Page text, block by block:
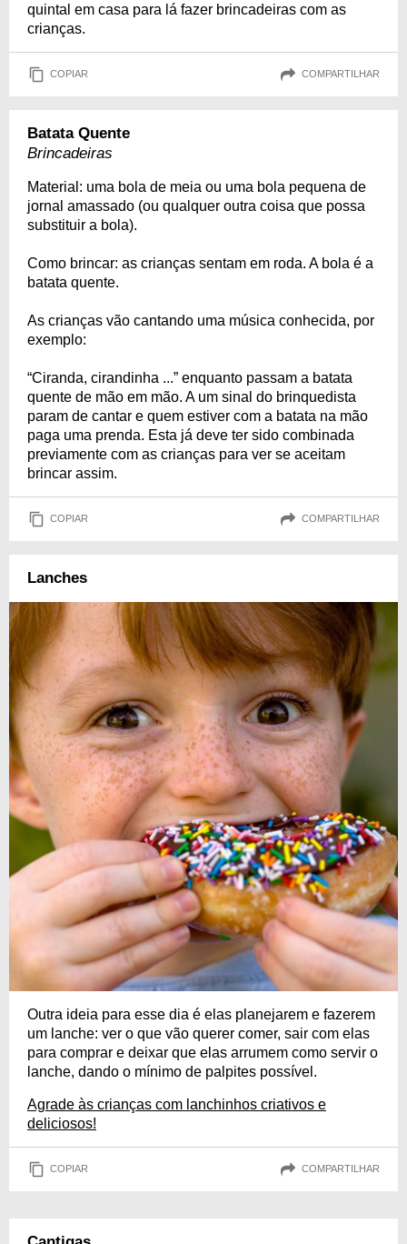
quintal em casa para lá fazer brincadeiras com as
crianças.
COPIAR COMPARTILHAR
Batata Quente
Brincadeiras
Material: uma bola de meia ou uma bola pequena de
jornal amassado (ou qualquer outra coisa que possa
substituir a bola).
Como brincar: as crianças sentam em roda. A bola é a
batata quente.
As crianças vão cantando uma música conhecida, por
exemplo:
“Ciranda, cirandinha ...” enquanto passam a batata
quente de mão em mão. A um sinal do brinquedista
param de cantar e quem estiver com a batata na mão
paga uma prenda. Esta já deve ter sido combinada
previamente com as crianças para ver se aceitam
brincar assim.
COPIAR COMPARTILHAR
Lanches
Outra ideia para esse dia é elas planejarem e fazerem
um lanche: ver o que vão querer comer, sair com elas
para comprar e deixar que elas arrumem como servir o
lanche, dando o mínimo de palpites possível.
Agrade às crianças com lanchinhos criativos e
deliciosos!
COPIAR COMPARTILHAR